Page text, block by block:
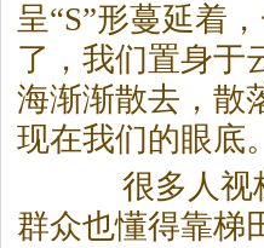
呈“S”形蔓延着
了，我们置身于
海渐渐散去，散
现在我们的眼底。
很多人视梯
群众也懂得靠梯